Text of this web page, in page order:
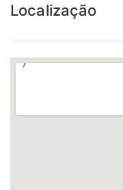
Localização